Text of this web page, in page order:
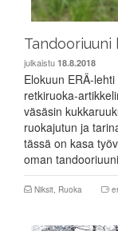
Tandooriuuni
julkaistu 18.8.2018
Elokuun ERÄ-
retkiruoka-
väsäsin
ruokajutun ja
tässä on kasa
oman
Niksit, Ruoka